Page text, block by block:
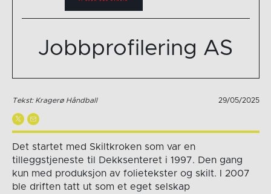
Jobbprofilering AS
Tekst: Kragerø Håndball 29/05/2025
Det startet med Skiltkroken som var en
tilleggstjeneste til Dekksenteret i 1997. Den gang
kun med produksjon av folietekster og skilt. I 2007
ble driften tatt ut som et eget selskap